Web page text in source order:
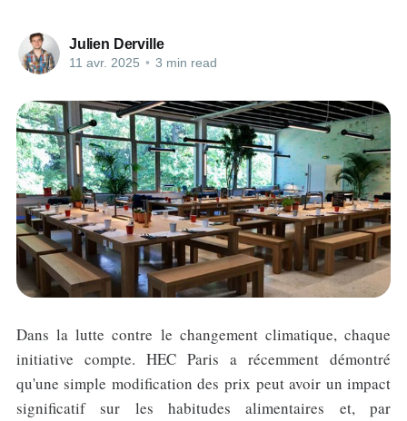
Julien Derville
11 avr. 2025 • 3 min read
Dans la lutte contre le changement climatique, chaque
initiative compte. HEC Paris a récemment démontré
qu'une simple modification des prix peut avoir un impact
significatif sur les habitudes alimentaires et, par